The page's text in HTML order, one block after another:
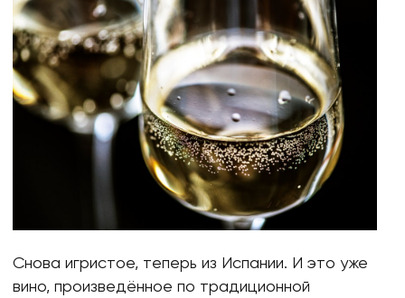
Снова игристое, теперь из Испании. И это уже
вино, произведённое по традиционной